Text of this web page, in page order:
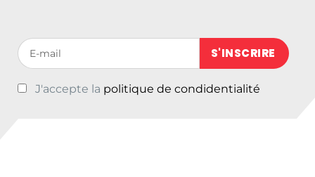
Votre adresse de messagerie (obligatoire)
J'accepte la politique de condidentialité